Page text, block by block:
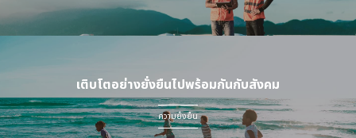
เติบโตอย่างยั่งยืนไปพร้อมกันกับสังคม
ความยั่งยืน